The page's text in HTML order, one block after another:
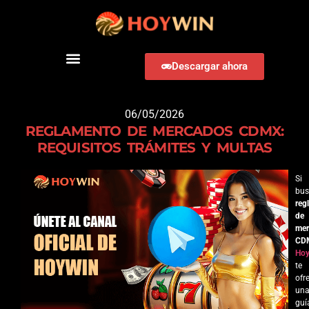
Descargar ahora
06/05/2026
REGLAMENTO DE MERCADOS CDMX:
REQUISITOS TRÁMITES Y MULTAS
Si
de
te
una